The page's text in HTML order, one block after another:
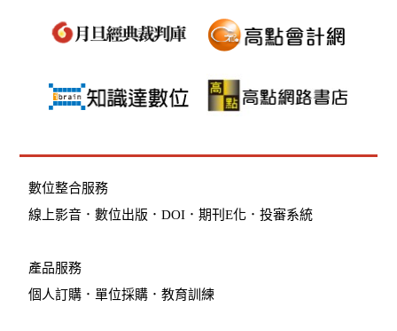
數位整合服務
線上影音 ．數位出版 ．DOI ．期刊E化 ．投審系統
產品服務
個人訂購 ． 單位採購 ．教育訓練